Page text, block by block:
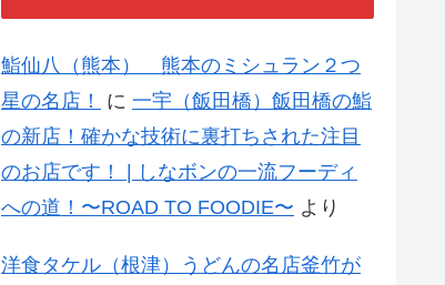
鮨仙八（熊本） 熊本のミシュラン２つ
星の名店！
に 一宇（飯田橋）飯田橋の鮨
の新店！確かな技術に裏打ちされた注目
のお店です！ | しなボンの一流フーディ
への道！〜ROAD TO FOODIE〜 より
洋食タケル（根津）うどんの名店釜竹が